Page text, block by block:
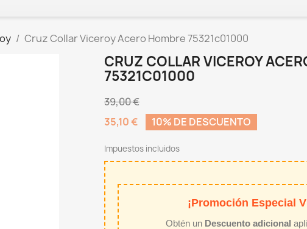
Cruz Collar Viceroy Acero Hombre 75321c01000
CRUZ COLLAR VICEROY
75321C01000
39,00 €
35,10 €
10% DE DESCUENTO
Impuestos incluidos
¡Promoción Especial
Obtén un Descuento adicional